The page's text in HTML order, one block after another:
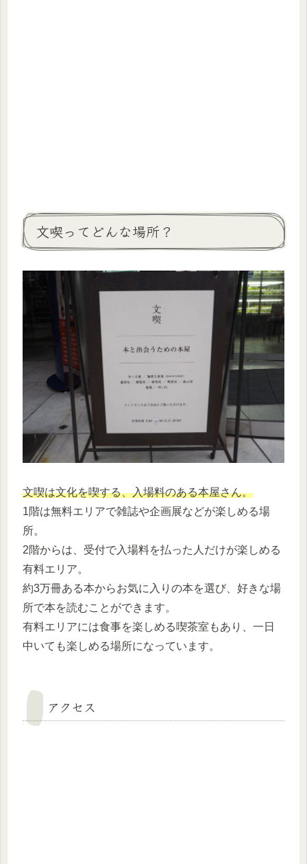
文喫ってどんな場所？
文喫は文化を喫する、入場料のある本屋さん。
1階は無料エリアで雑誌や企画展などが楽しめる場
所。
2階からは、受付で入場料を払った人だけが楽しめる
有料エリア。
約3万冊ある本からお気に入りの本を選び、好きな場
所で本を読むことができます。
有料エリアには食事を楽しめる喫茶室もあり、一日
中いても楽しめる場所になっています。
アクセス